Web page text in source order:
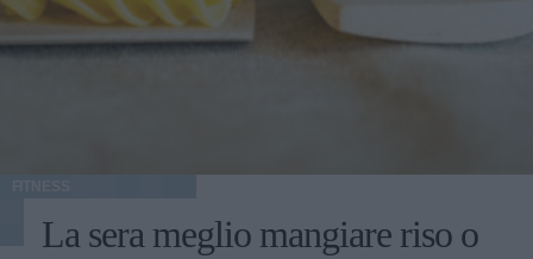
La sera meglio mangiare riso o